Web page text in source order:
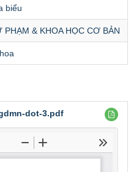
biểu
PHẠM & KHOA HỌC CƠ BẢN
dot-3.pdf